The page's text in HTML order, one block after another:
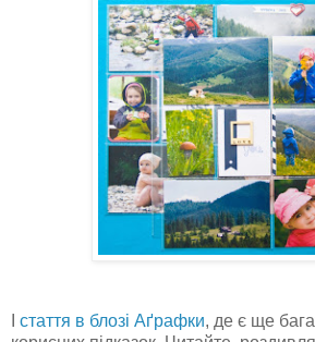
стаття в блозі Аґрафки, де є ще